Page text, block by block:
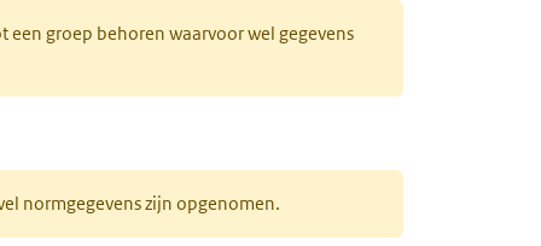
een groep behoren waarvoor wel gegevens
normgegevens zijn opgenomen.